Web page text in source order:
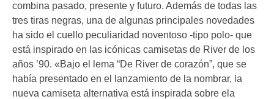
combina pasado, presente y futuro. Además de todas las
tres tiras negras, una de algunas principales novedades
ha sido el cuello peculiaridad noventoso -tipo polo- que
está inspirado en las icónicas camisetas de River de los
años ’90. «Bajo el lema “De River de corazón”, que se
había presentado en el lanzamiento de la nombrar, la
nueva camiseta alternativa está inspirada sobre ela